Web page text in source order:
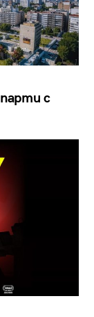
с